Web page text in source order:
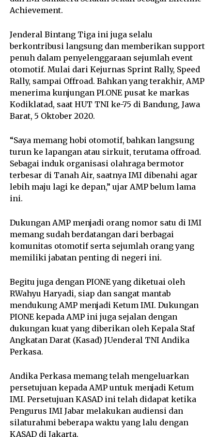
Achievement.
Jenderal Bintang Tiga ini juga selalu
berkontribusi langsung dan memberikan support
penuh dalam penyelenggaraan sejumlah event
otomotif. Mulai dari Kejurnas Sprint Rally, Speed
Rally, sampai Offroad. Bahkan yang terakhir, AMP
menerima kunjungan PI.ONE pusat ke markas
Kodiklatad, saat HUT TNI ke-75 di Bandung, Jawa
Barat, 5 Oktober 2020.
“Saya memang hobi otomotif, bahkan langsung
turun ke lapangan atau sirkuit, terutama offroad.
Sebagai induk organisasi olahraga bermotor
terbesar di Tanah Air, saatnya IMI dibenahi agar
lebih maju lagi ke depan,” ujar AMP belum lama
ini.
Dukungan AMP menjadi orang nomor satu di IMI
memang sudah berdatangan dari berbagai
komunitas otomotif serta sejumlah orang yang
memiliki jabatan penting di negeri ini.
Begitu juga dengan PIONE yang diketuai oleh
RWahyu Haryadi, siap dan sangat mantab
mendukung AMP menjadi Ketum IMI. Dukungan
PIONE kepada AMP ini juga sejalan dengan
dukungan kuat yang diberikan oleh Kepala Staf
Angkatan Darat (Kasad) JUenderal TNI Andika
Perkasa.
Andika Perkasa memang telah mengeluarkan
persetujuan kepada AMP untuk menjadi Ketum
IMI. Persetujuan KASAD ini telah didapat ketika
Pengurus IMI Jabar melakukan audiensi dan
silaturahmi beberapa waktu yang lalu dengan
KASAD di Jakarta.